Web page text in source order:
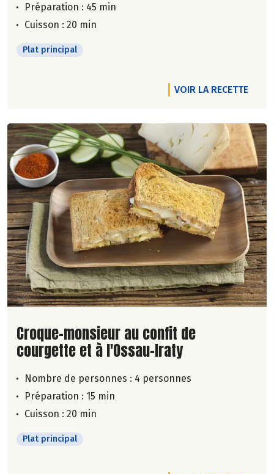
Préparation : 45 min
Cuisson : 20 min
Plat principal
VOIR LA RECETTE
Lire la suite de la recette
Croque-monsieur au confit de
courgette et à l'Ossau-Iraty
Nombre de personnes : 4 personnes
Préparation : 15 min
Cuisson : 20 min
Plat principal